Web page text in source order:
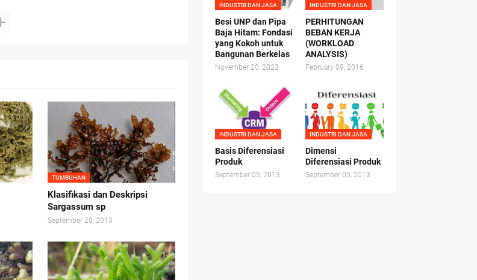
TUMBUHAN
Klasifikasi dan Deskripsi
Sargassum sp
September 20, 2013
INDUSTRI DAN JASA
Besi UNP dan Pipa
Baja Hitam: Fondasi
yang Kokoh untuk
Bangunan Berkelas
November 20, 2023
INDUSTRI DAN JASA
PERHITUNGAN
BEBAN KERJA
(WORKLOAD
ANALYSIS)
February 09, 2016
INDUSTRI DAN JASA
Basis Diferensiasi
Produk
September 05, 2013
INDUSTRI DAN JASA
Dimensi
Diferensiasi Produk
September 05, 2013